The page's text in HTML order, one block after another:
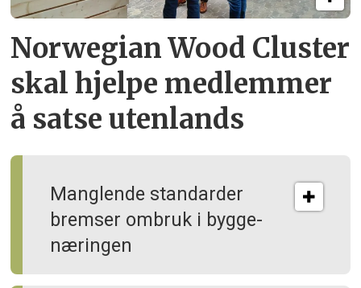
Norwegian Wood Cluster
skal hjelpe medlemmer
å satse utenlands
Manglende standarder
bremser ombruk i bygge­
næringen